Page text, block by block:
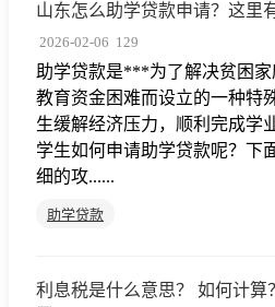
山东怎么助学贷款申请？这里
2026-02-06 129
助学贷款是***为了解决贫困
教育资金困难而设立的一种特
生缓解经济压力，顺利完成学
学生如何申请助学贷款呢？下
细的攻......
助学贷款
利息税是什么意思？ 如何计算